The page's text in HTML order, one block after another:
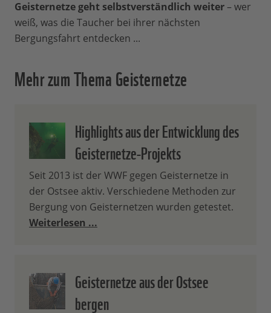
Geisternetze geht selbstverständlich weiter– wer
weiß, was die Taucher bei ihrer nächsten
Bergungsfahrt entdecken ...
Mehr zum Thema Geisternetze
Highlights aus der Entwicklung des
Geisternetze-Projekts
Seit 2013 ist der WWF gegen Geisternetze in
der Ostsee aktiv. Verschiedene Methoden zur
Bergung von Geisternetzen wurden getestet.
Weiterlesen ...
Geisternetze aus der Ostsee
bergen